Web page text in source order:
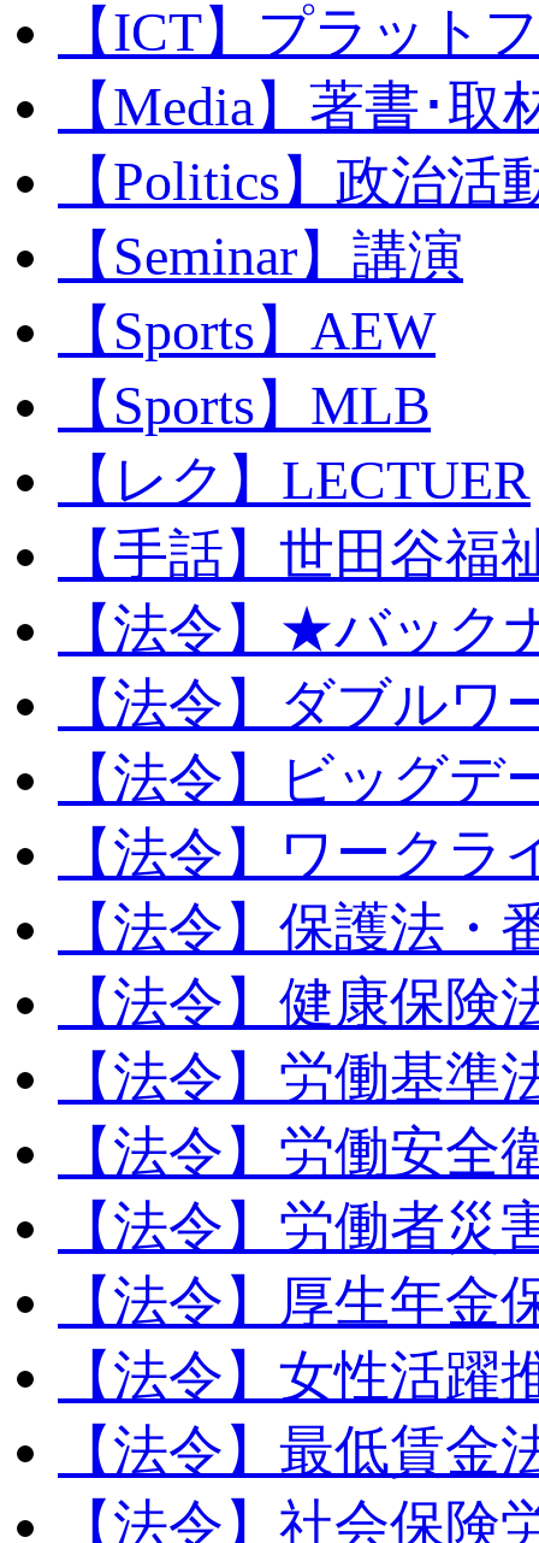
【ICT】プラット
【Media】著書･取
【Politics】政治活
【Seminar】講演
【Sports】AEW
【Sports】MLB
【レク】LECTUER
【手話】世田谷福
【法令】★バック
【法令】ダブルワ
【法令】ビッグデ
【法令】ワークラ
【法令】保護法・
【法令】健康保険
【法令】労働基準
【法令】労働安全
【法令】労働者災
【法令】厚生年金
【法令】女性活躍
【法令】最低賃金
【法令】社会保険